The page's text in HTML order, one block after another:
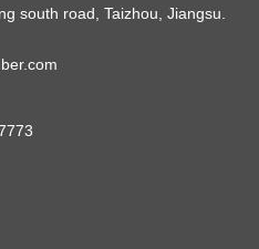
south road, Taizhou, Jiangsu.